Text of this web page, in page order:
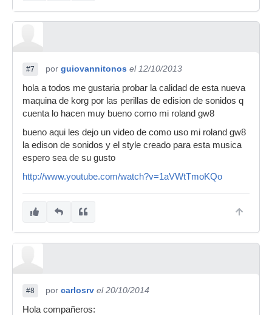
#7 por guiovannitonos el 12/10/2013
hola a todos me gustaria probar la calidad de esta nueva
maquina de korg por las perillas de edision de sonidos q
cuenta lo hacen muy bueno como mi roland gw8
bueno aqui les dejo un video de como uso mi roland gw8
la edison de sonidos y el style creado para esta musica
espero sea de su gusto
http://www.youtube.com/watch?v=1aVWtTmoKQo
#8 por carlosrv el 20/10/2014
Hola compañeros: